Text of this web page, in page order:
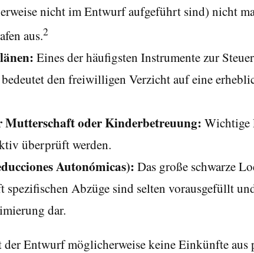
nicht im Entwurf aufgeführt sind) nicht
aus.2
Eines der häufigsten Instrumente zur
den freiwilligen Verzicht auf eine
Mutterschaft oder Kinderbetreuung: Wichtige
überprüft werden.
Autonómicas): Das große schwarze
spezifischen Abzüge sind selten vorausgefüllt
dar.
der Entwurf möglicherweise keine Einkünfte